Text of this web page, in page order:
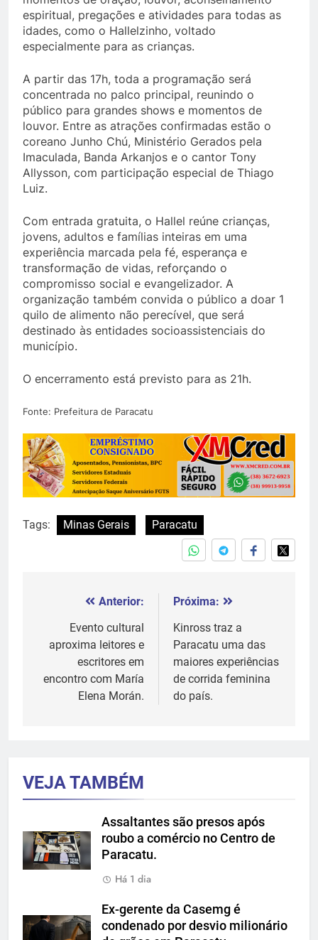
espiritual, pregações e atividades para todas as
idades, como o Hallelzinho, voltado
especialmente para as crianças.
A partir das 17h, toda a programação será
concentrada no palco principal, reunindo o
público para grandes shows e momentos de
louvor. Entre as atrações confirmadas estão o
coreano Junho Chú, Ministério Gerados pela
Imaculada, Banda Arkanjos e o cantor Tony
Allysson, com participação especial de Thiago
Luiz.
Com entrada gratuita, o Hallel reúne crianças,
jovens, adultos e famílias inteiras em uma
experiência marcada pela fé, esperança e
transformação de vidas, reforçando o
compromisso social e evangelizador. A
organização também convida o público a doar 1
quilo de alimento não perecível, que será
destinado às entidades socioassistenciais do
município.
O encerramento está previsto para as 21h.
Fonte: Prefeitura de Paracatu
Tags: Minas Gerais Paracatu
Navegação
Post
Anterior:
Evento cultural
aproxima leitores e
escritores em
encontro com María
Elena Morán.
Próxima:
Kinross traz a
Paracatu uma das
maiores experiências
de corrida feminina
do país.
VEJA TAMBÉM
Assaltantes são presos após
roubo a comércio no Centro de
Paracatu.
Há 1 dia
Ex-gerente da Casemg é
condenado por desvio milionário